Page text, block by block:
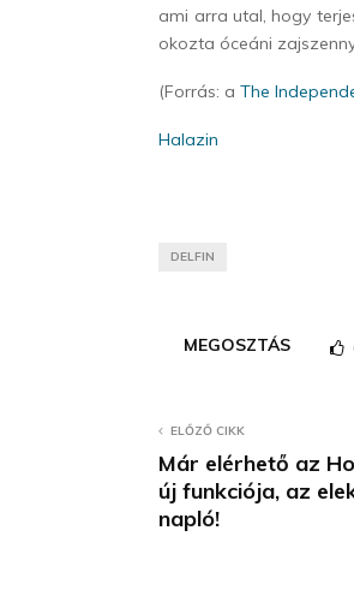
ami arra utal, hogy
okozta óceáni
(Forrás: aThe
Halazin
DELFIN
MEGOSZTÁS
ELŐZŐ CIKK
Már elérhető az
új funkciója, az
napló!